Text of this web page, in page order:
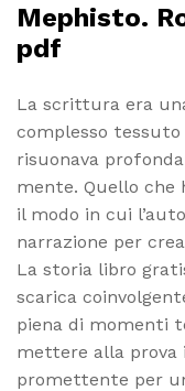
Mephisto.
pdf
La scrittura era
complesso
risuonava
mente. Quello che
il modo in cui
narrazione per
La storia libro
scarica
piena di momenti
mettere alla prova
promettente per